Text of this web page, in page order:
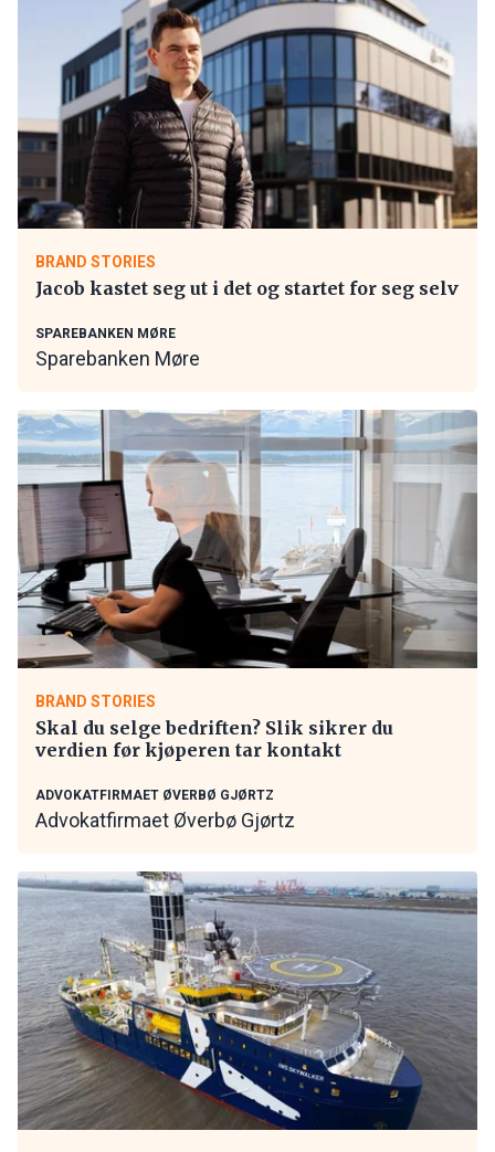
BRAND STORIES
Jacob kastet seg ut i det og startet for seg selv
SPAREBANKEN MØRE
Sparebanken Møre
BRAND STORIES
Skal du selge bedriften? Slik sikrer du
verdien før kjøperen tar kontakt
ADVOKATFIRMAET ØVERBØ GJØRTZ
Advokatfirmaet Øverbø Gjørtz